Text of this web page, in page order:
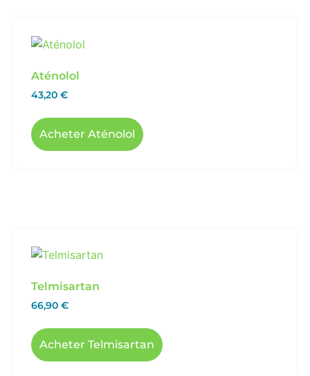
Aténolol
43,20 €
Acheter Aténolol
Telmisartan
66,90 €
Acheter Telmisartan